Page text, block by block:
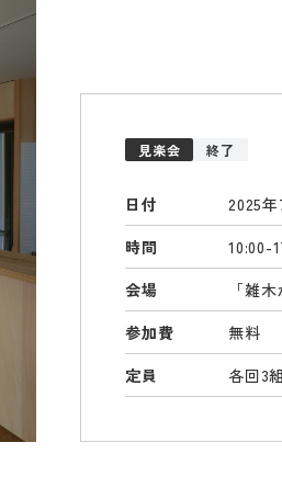
見楽会 終了
日付
2025年
時間
10:00-
会場
「雑
参加費
無料
定員
各回3